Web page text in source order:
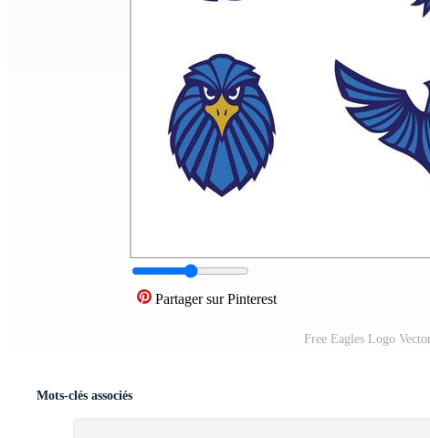
Partager sur Pinterest
Free Eagles Logo
Mots-clés associés